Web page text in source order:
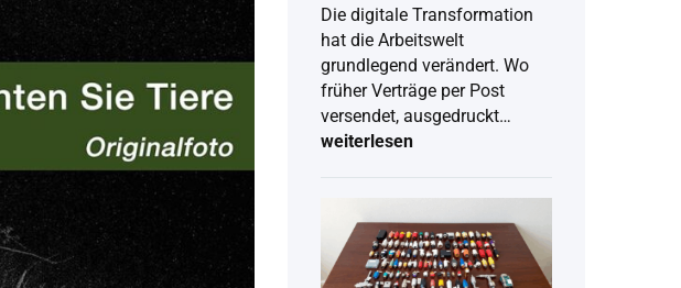
Die digitale Transformation
hat die Arbeitswelt
grundlegend verändert. Wo
früher Verträge per Post
versendet, ausgedruckt…
Digitale
Schritt
Anleitung
für
weiterlesen